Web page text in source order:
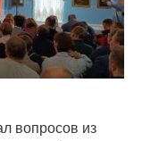
вопросов из